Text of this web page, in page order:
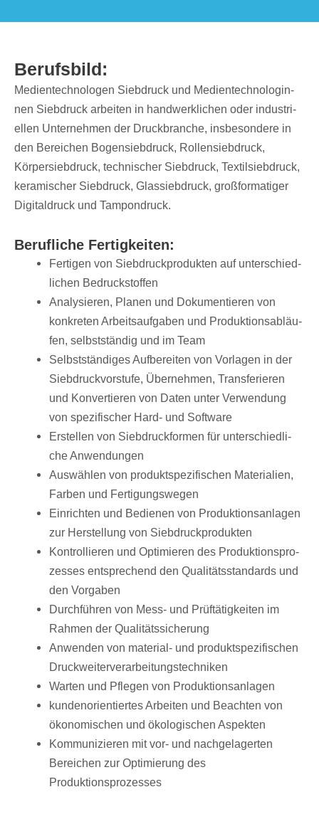
Berufs­bild:
Medi­en­tech­no­lo­gen Sieb­druck und Medi­en­tech­no­lo­gin­
nen Sieb­druck arbei­ten in hand­werk­li­chen oder indus­tri­
el­len Unter­neh­men der Druck­bran­che, insbe­son­dere in
den Berei­chen Bogen­sieb­druck, Rollen­sieb­druck,
Körper­sieb­druck, tech­ni­scher Sieb­druck, Textil­sieb­druck,
kera­mi­scher Sieb­druck, Glas­sieb­druck, groß­for­ma­ti­ger
Digi­tal­druck und Tampondruck.
Beruf­li­che Fertigkeiten:
Ferti­gen von Sieb­druck­pro­duk­ten auf unter­schied­
li­chen Bedruckstoffen
Analy­sie­ren, Planen und Doku­men­tie­ren von
konkre­ten Arbeits­auf­ga­ben und Produk­ti­ons­ab­läu­
fen, selbst­stän­dig und im Team
Selbst­stän­di­ges Aufbe­rei­ten von Vorla­gen in der
Sieb­druck­vor­stufe, Über­neh­men, Trans­fe­rie­ren
und Konver­tie­ren von Daten unter Verwen­dung
von spezi­fi­scher Hard- und Software
Erstel­len von Sieb­druck­for­men für unter­schied­li­
che Anwendungen
Auswäh­len von produkt­spe­zi­fi­schen Mate­ria­lien,
Farben und Fertigungswegen
Einrich­ten und Bedie­nen von Produk­ti­ons­an­la­gen
zur Herstel­lung von Siebdruckprodukten
Kontrol­lie­ren und Opti­mie­ren des Produk­ti­ons­pro­
zes­ses entspre­chend den Quali­täts­stan­dards und
den Vorgaben
Durch­füh­ren von Mess- und Prüf­tä­tig­kei­ten im
Rahmen der Qualitätssicherung
Anwen­den von mate­rial- und produkt­spe­zi­fi­schen
Druckweiterverarbeitungstechniken
Warten und Pfle­gen von Produktionsanlagen
kunden­ori­en­tier­tes Arbei­ten und Beach­ten von
ökono­mi­schen und ökolo­gi­schen Aspekten
Kommu­ni­zie­ren mit vor- und nach­ge­la­ger­ten
Berei­chen zur Opti­mie­rung des
Produktionsprozesses